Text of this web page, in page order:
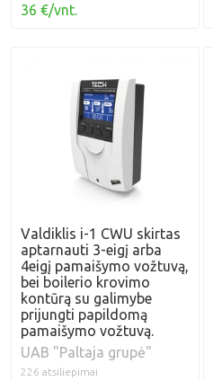
36 €/vnt.
Valdiklis i-1 CWU skirtas
aptarnauti 3-eigį arba
4eigį pamaišymo vožtuvą,
bei boilerio krovimo
kontūrą su galimybe
prijungti papildomą
pamaišymo vožtuvą.
UAB "Paltaja grupė"
226 atsiliepimai